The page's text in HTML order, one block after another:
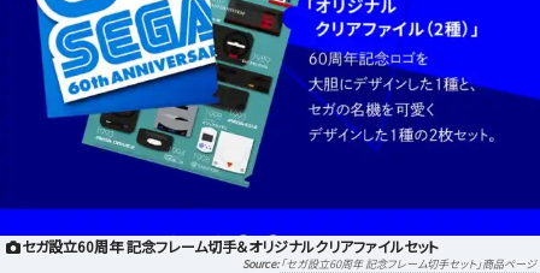
セガ設立60周年 記念フレーム切手＆オリジナルクリアファイルセット
「セガ設立60周年 記念フレーム切手セット」商品ページ